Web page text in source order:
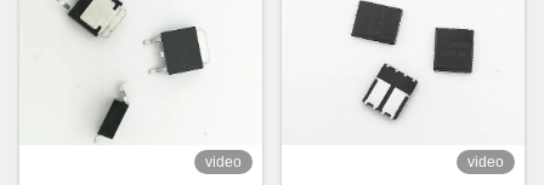
video video